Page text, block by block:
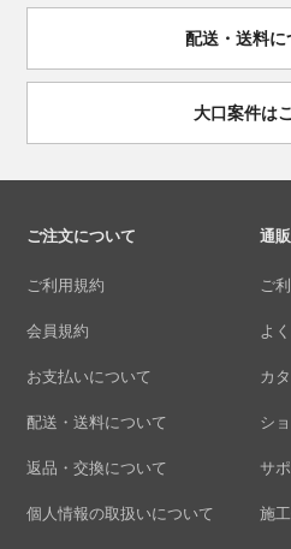
配送・送料に
大口案件は
ご注文について
ご利用規約
会員規約
お支払いについて
配送・送料について
返品・交換について
個人情報の取扱いについて
通
ご
よ
カ
シ
サ
施